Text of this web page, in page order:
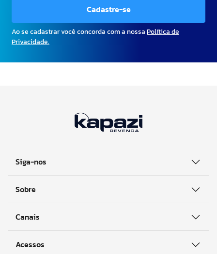
Cadastre-se
Ao se cadastrar você concorda com a nossaPolítica de
Privacidade.
Siga-nos
Sobre
Canais
Acessos